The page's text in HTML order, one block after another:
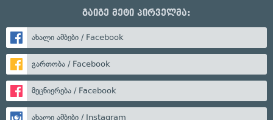
გაიგე მეტი პირველმა:
ახალი ამბები / Facebook
გართობა / Facebook
მეცნიერება / Facebook
ახალი ამბები / Instagram